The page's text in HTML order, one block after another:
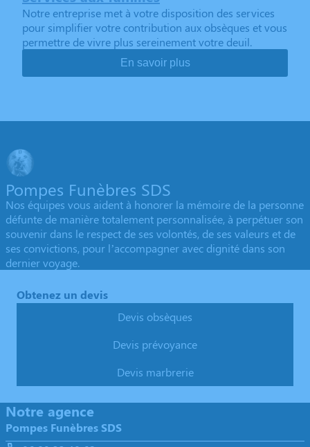
Notre entreprise met à votre disposition des services
pour simplifier votre contribution aux obsèques et vous
permettre de vivre plus sereinement votre deuil.
En savoir plus
Pompes Funèbres SDS
Nos équipes vous aident à honorer la mémoire de la personne
défunte de manière totalement personnalisée, à perpétuer son
souvenir dans le respect de ses volontés, de ses valeurs et de
ses convictions, pour l’accompagner avec dignité dans son
dernier voyage.
Obtenez un devis
Devis obsèques
Devis prévoyance
Devis marbrerie
Notre agence
Pompes Funèbres SDS